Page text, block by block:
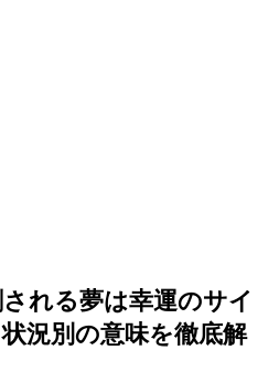
される夢は幸運のサイ
況別の意味を徹底解